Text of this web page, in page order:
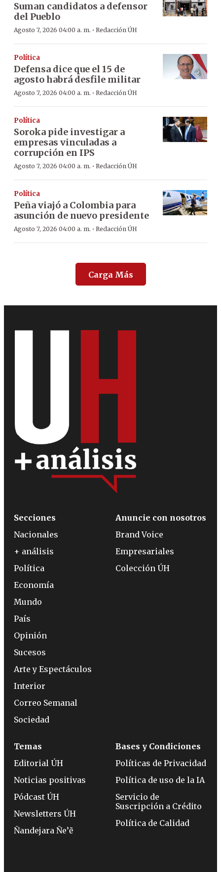
Suman candidatos a defensor
del Pueblo
Agosto 7, 2026 04:00 a. m. · Redacción ÚH
Política
Defensa dice que el 15 de
agosto habrá desfile militar
Agosto 7, 2026 04:00 a. m. · Redacción ÚH
Política
Soroka pide investigar a
empresas vinculadas a
corrupción en IPS
Agosto 7, 2026 04:00 a. m. · Redacción ÚH
Política
Peña viajó a Colombia para
asunción de nuevo presidente
Agosto 7, 2026 04:00 a. m. · Redacción ÚH
Carga Más
Secciones
Nacionales
+ análisis
Política
Economía
Mundo
País
Opinión
Sucesos
Arte y Espectáculos
Interior
Correo Semanal
Sociedad
Anuncie con nosotros
Brand Voice
Empresariales
Colección ÚH
Temas
Editorial ÚH
Noticias positivas
Pódcast ÚH
Newsletters ÚH
Ñandejara Ñe’ẽ
Bases y Condiciones
Políticas de Privacidad
Política de uso de la IA
Servicio de
Suscripción a Crédito
Política de Calidad